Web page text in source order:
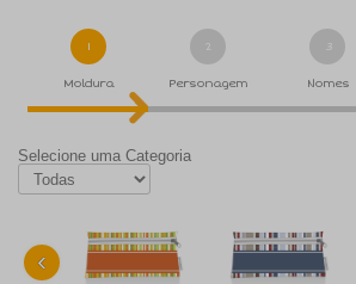
1
Moldura
2
Personagem
3
Nomes
Selecione uma Categoria
‹